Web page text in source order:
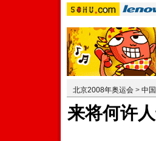
北京2008年奥运会 > 中
来将何许